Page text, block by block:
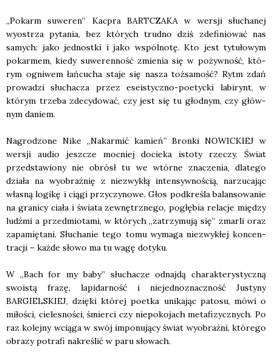
„Pokarm suwe­ren” Kac­pra BARTCZAKA w wer­sji słu­cha­nej
wyostrza pyta­nia, bez któ­rych trud­no dziś zde­fi­nio­wać nas
samych: jako jed­nost­ki i jako wspól­no­tę. Kto jest tytu­ło­wym
pokar­mem, kie­dy suwe­ren­ność zmie­nia się w pożyw­ność, któ­
rym ogni­wem łań­cu­cha sta­je się nasza toż­sa­mość? Rytm zdań
pro­wa­dzi słu­cha­cza przez ese­istycz­no-poetyc­ki labi­rynt, w
któ­rym trze­ba zde­cy­do­wać, czy jest się tu głod­nym, czy głów­
nym daniem.
Nagro­dzo­ne Nike „Nakar­mić kamień” Bron­ki NOWICKIEJ w
wer­sji audio jesz­cze moc­niej docie­ka isto­ty rze­czy. Świat
przed­sta­wio­ny nie obrósł tu we wtór­ne zna­cze­nia, dla­te­go
dzia­ła na wyobraź­nię z nie­zwy­kłą inten­syw­no­ścią, narzu­ca­jąc
wła­sną logi­kę i cią­gi przy­czy­no­we. Głos pod­kre­śla balan­so­wa­nie
na gra­ni­cy cia­ła i świa­ta zewnętrz­ne­go, pogłę­bia rela­cje mię­dzy
ludź­mi a przed­mio­ta­mi, w któ­rych „zatrzy­mu­ją się” zmar­li oraz
zapa­mię­ta­ni. Słu­cha­nie tego tomu wyma­ga nie­zwy­kłej kon­cen­
tra­cji – każ­de sło­wo ma tu wagę doty­ku.
W „Bach for my baby” słu­cha­cze odnaj­dą cha­rak­te­ry­stycz­ną
swo­istą fra­zę, lapi­dar­ność i nie­jed­no­znacz­ność Justy­ny
BARGIELSKIEJ, dzię­ki któ­rej poet­ka uni­ka­jąc pato­su, mówi o
miło­ści, cie­le­sno­ści, śmier­ci czy nie­po­ko­jach meta­fi­zycz­nych. Po
raz kolej­ny wcią­ga w swój impo­nu­ją­cy świat wyobraź­ni, któ­re­go
obra­zy potra­fi nakre­ślić w paru sło­wach.